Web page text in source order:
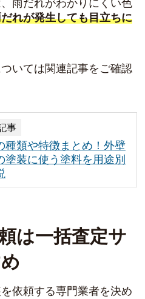
雨だれがわかりにくい色
れが発生しても目立ちに
いては関連記事をご確認
事
種類や特徴まとめ！外壁
塗装に使う塗料を用途別
は一括査定サ
依頼する専門業者を決め